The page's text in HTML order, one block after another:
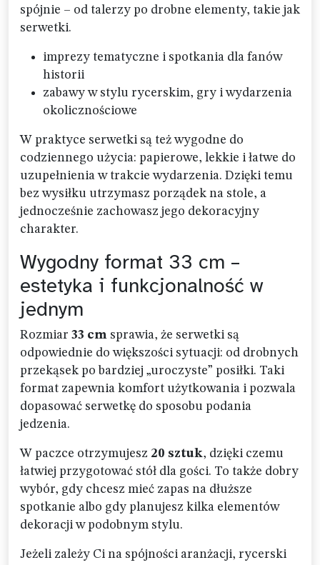
spójnie – od talerzy po drobne elementy, takie jak
serwetki.
imprezy tematyczne i spotkania dla fanów
historii
zabawy w stylu rycerskim, gry i wydarzenia
okolicznościowe
W praktyce serwetki są też wygodne do
codziennego użycia: papierowe, lekkie i łatwe do
uzupełnienia w trakcie wydarzenia. Dzięki temu
bez wysiłku utrzymasz porządek na stole, a
jednocześnie zachowasz jego dekoracyjny
charakter.
Wygodny format 33 cm –
estetyka i funkcjonalność w
jednym
Rozmiar 33 cm sprawia, że serwetki są
odpowiednie do większości sytuacji: od drobnych
przekąsek po bardziej „uroczyste” posiłki. Taki
format zapewnia komfort użytkowania i pozwala
dopasować serwetkę do sposobu podania
jedzenia.
W paczce otrzymujesz 20 sztuk, dzięki czemu
łatwiej przygotować stół dla gości. To także dobry
wybór, gdy chcesz mieć zapas na dłuższe
spotkanie albo gdy planujesz kilka elementów
dekoracji w podobnym stylu.
Jeżeli zależy Ci na spójności aranżacji, rycerski